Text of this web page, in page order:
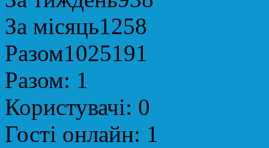
За місяць1258
Разом1025191
Разом: 1
Користувачі: 0
Гості онлайн: 1